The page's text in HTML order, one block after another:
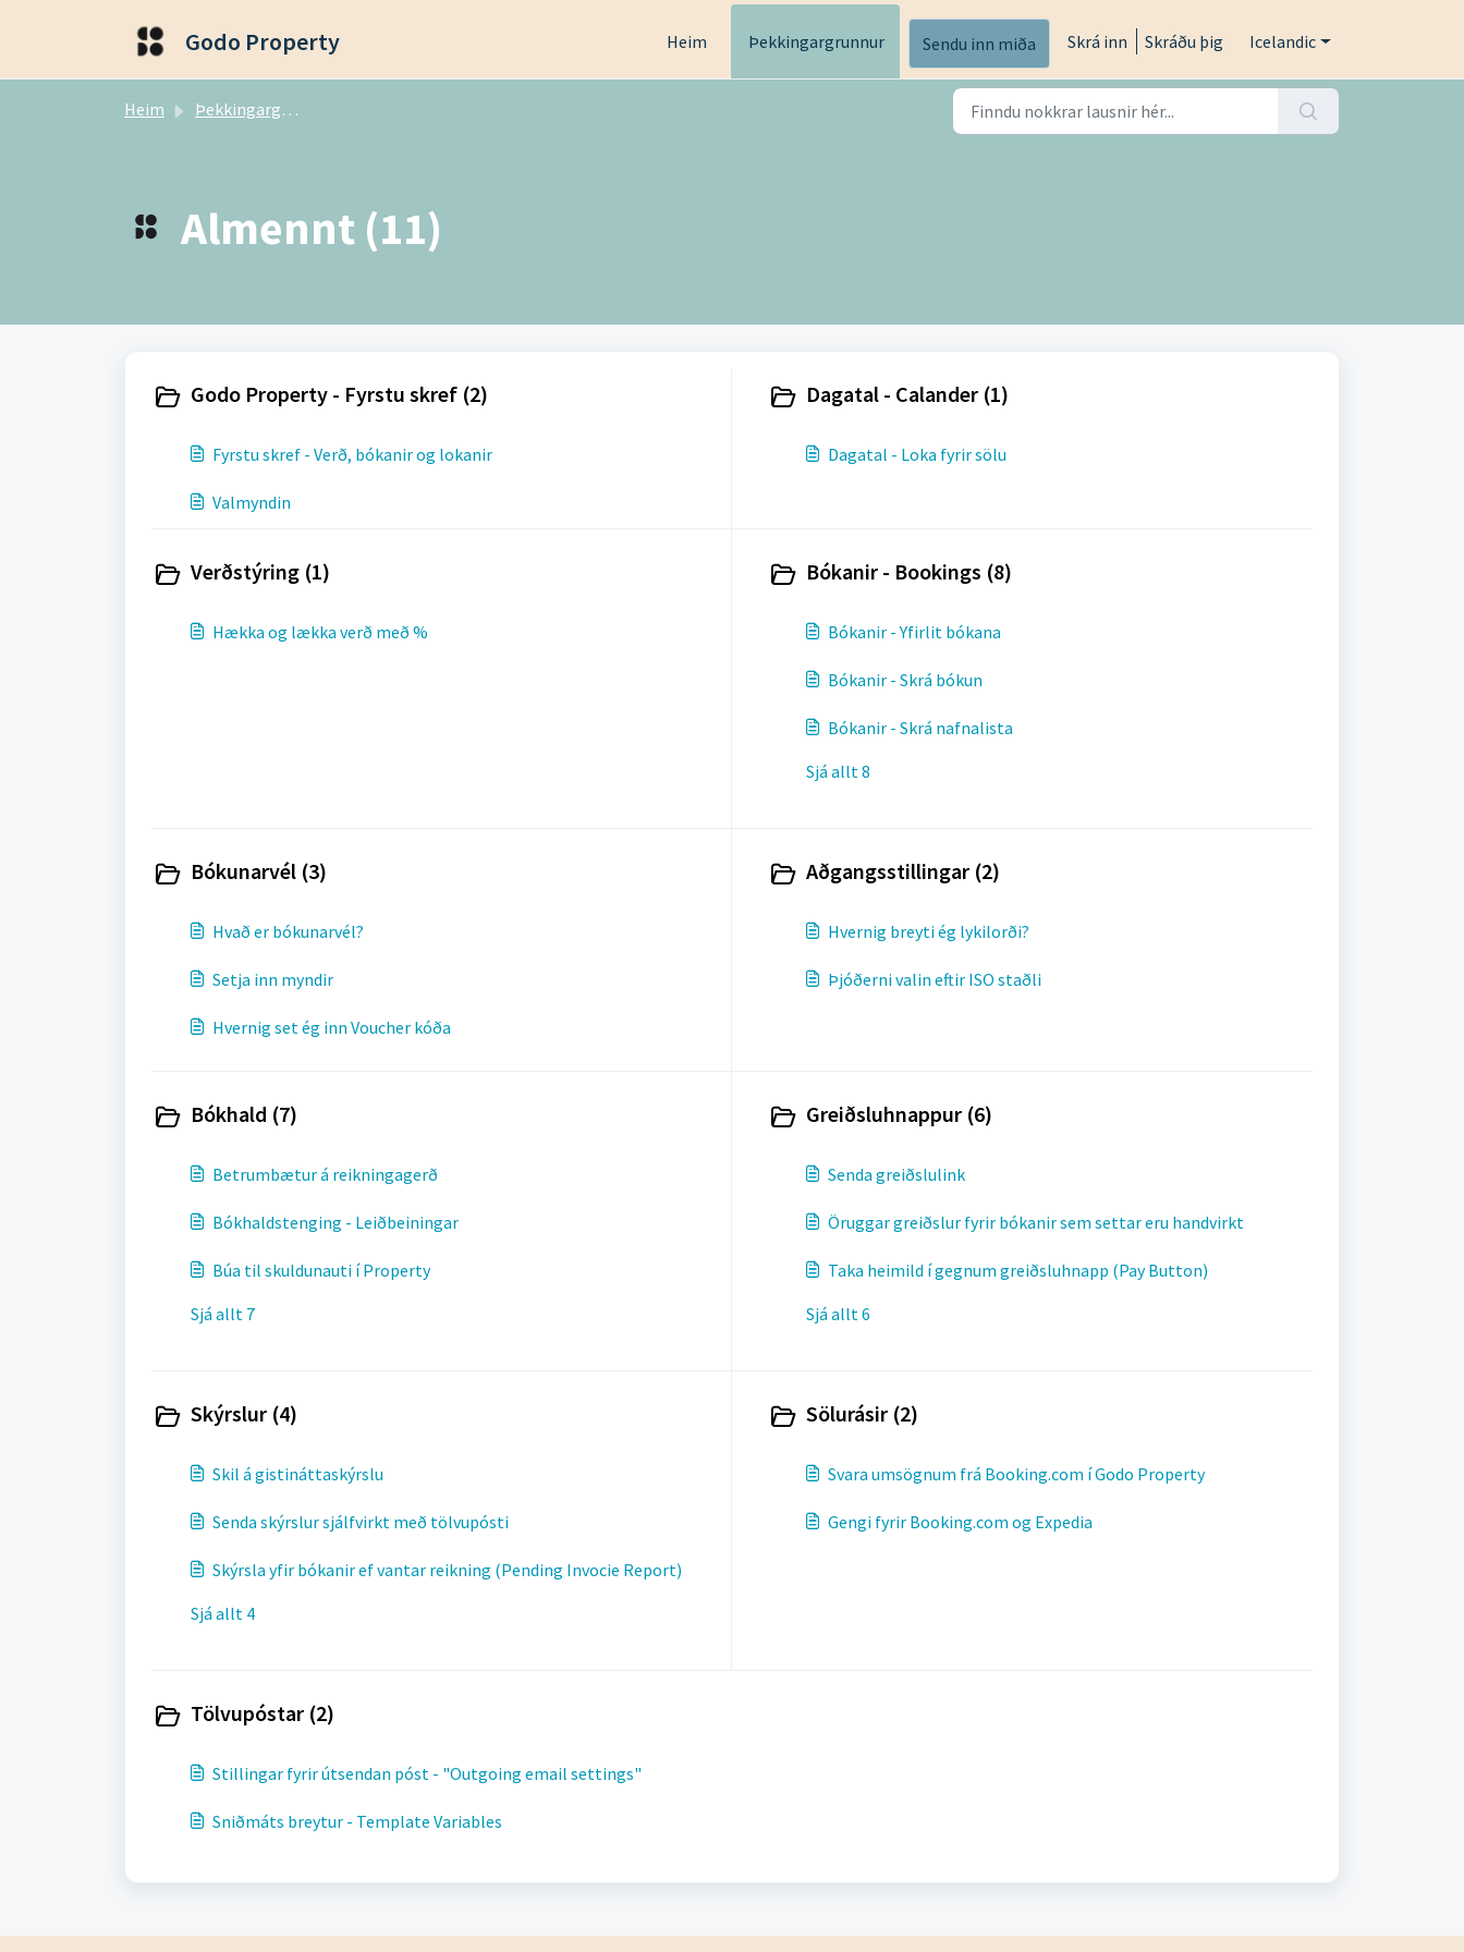
Godo Property Heim Þekkingargrunnur Sendu inn miða Skrá inn Skráðu þig Icelandic
Heim Þekkingargrunnur
Almennt (11)
Godo Property - Fyrstu skref (2)
Fyrstu skref - Verð, bókanir og lokanir
Valmyndin
Dagatal - Calander (1)
Dagatal - Loka fyrir sölu
Verðstýring (1)
Hækka og lækka verð með %
Bókanir - Bookings (8)
Bókanir - Yfirlit bókana
Bókanir - Skrá bókun
Bókanir - Skrá nafnalista
Sjá allt 8
Bókunarvél (3)
Hvað er bókunarvél?
Setja inn myndir
Hvernig set ég inn Voucher kóða
Aðgangsstillingar (2)
Hvernig breyti ég lykilorði?
Þjóðerni valin eftir ISO staðli
Bókhald (7)
Betrumbætur á reikningagerð
Bókhaldstenging - Leiðbeiningar
Búa til skuldunauti í Property
Sjá allt 7
Greiðsluhnappur (6)
Senda greiðslulink
Öruggar greiðslur fyrir bókanir sem settar eru handvirkt
Taka heimild í gegnum greiðsluhnapp (Pay Button)
Sjá allt 6
Skýrslur (4)
Skil á gistináttaskýrslu
Senda skýrslur sjálfvirkt með tölvupósti
Skýrsla yfir bókanir ef vantar reikning (Pending Invocie Report)
Sjá allt 4
Sölurásir (2)
Svara umsögnum frá Booking.com í Godo Property
Gengi fyrir Booking.com og Expedia
Tölvupóstar (2)
Stillingar fyrir útsendan póst - "Outgoing email settings"
Sniðmáts breytur - Template Variables